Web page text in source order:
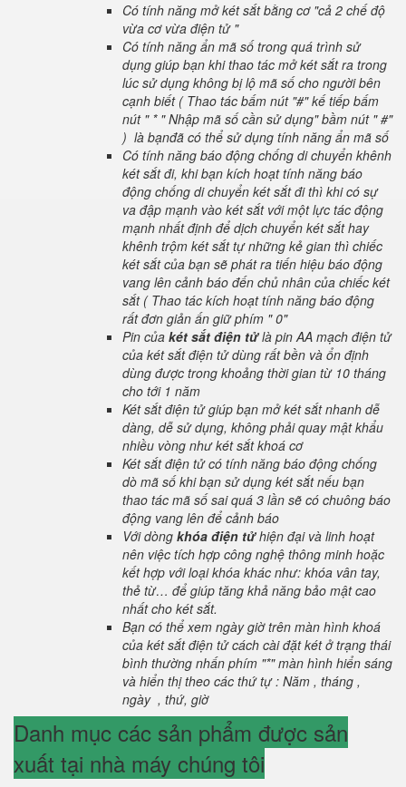
Có tính năng mở két sắt bằng cơ "cả 2 chế độ
vừa cơ vừa điện tử "
Có tính năng ẩn mã số trong quá trình sử
dụng giúp bạn khi thao tác mở két sắt ra trong
lúc sử dụng không bị lộ mã số cho người bên
cạnh biết ( Thao tác bấm nút "#" kế tiếp bấm
nút " * " Nhập mã số cần sử dụng" bầm nút " #"
) là bạnđã có thể sử dụng tính năng ẩn mã số
Có tính năng báo động chống di chuyển khênh
két sắt đi, khi bạn kích hoạt tính năng báo
động chống di chuyển két sắt đi thì khi có sự
va đập mạnh vào két sắt với một lực tác động
mạnh nhất định để dịch chuyển két sắt hay
khênh trộm két sắt tự những kẻ gian thì chiếc
két sắt của bạn sẽ phát ra tiến hiệu báo động
vang lên cảnh báo đến chủ nhân của chiếc két
sắt ( Thao tác kích hoạt tính năng báo động
rất đơn giản ấn giữ phím " 0"
Pin của két sắt điện tửlà pin AA mạch điện tử
của két sắt điện tử dùng rất bền và ổn định
dùng được trong khoảng thời gian từ 10 tháng
cho tới 1 năm
Két sắt điện tử giúp bạn mở két sắt nhanh dễ
dàng, dễ sử dụng, không phải quay mật khẩu
nhiều vòng như két sắt khoá cơ
Két sắt điện tử có tính năng báo động chống
dò mã số khi bạn sử dụng két sắt nếu bạn
thao tác mã số sai quá 3 lần sẽ có chuông báo
động vang lên để cảnh báo
Với dòng khóa điện tửhiện đại và linh hoạt
nên việc tích hợp công nghệ thông minh hoặc
kết hợp với loại khóa khác như: khóa vân tay,
thẻ từ… để giúp tăng khả năng bảo mật cao
nhất cho két sắt.
Bạn có thể xem ngày giờ trên màn hình khoá
của két sắt điện tử cách cài đặt két ở trạng thái
bình thường nhấn phím "*" màn hình hiển sáng
và hiển thị theo các thứ tự : Năm , tháng ,
ngày , thứ, giờ
Danh mục các sản phẩm được sản
xuất tại nhà máy chúng tôi